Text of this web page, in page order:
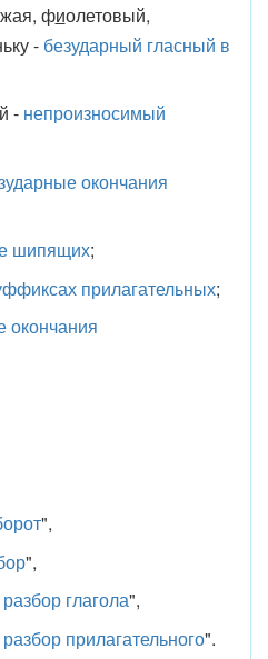
жая, фиолетовый,
- безударный гласный в
- непроизносимый
окончания
шипящих;
прилагательных;
окончания
",
",
глагола",
прилагательного".